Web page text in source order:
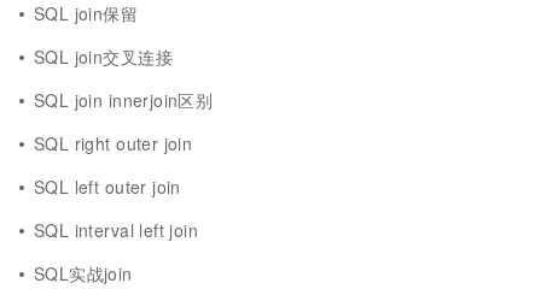
SQL join保留
SQL join交叉连接
SQL join innerjoin区别
SQL right outer join
SQL left outer join
SQL interval left join
SQL实战join